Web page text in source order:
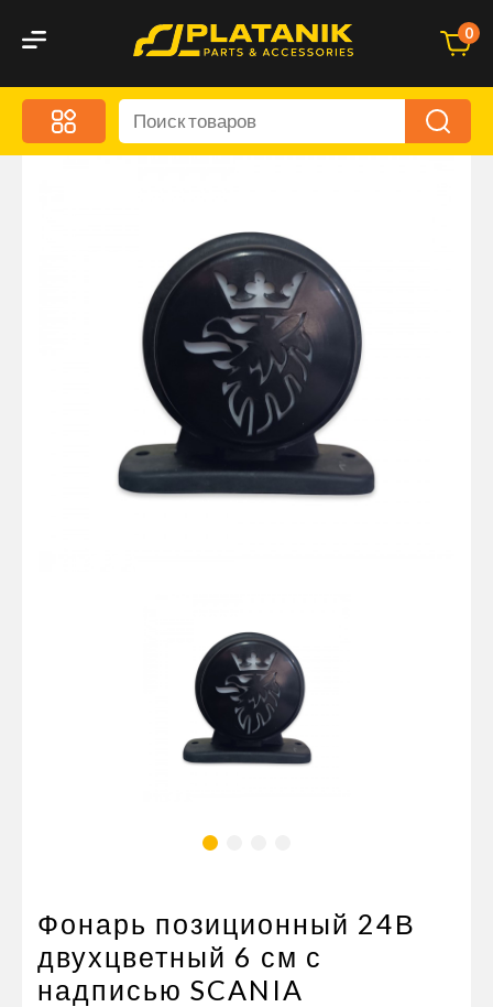
0
Меню
Акционные предложения
Автохимия и уход
Оптика и светотехника
Брызговики
Запчасти кузова и зеркала
Малый коммерческий транспорт
Маркировочные знаки и светоотражатели
Пневматические соединения
Автономное отопление и
кондиционировани
Стяжные ремни и тросы
Фонарь позиционный 24В
двухцветный 6 см с
надписью SCANIA